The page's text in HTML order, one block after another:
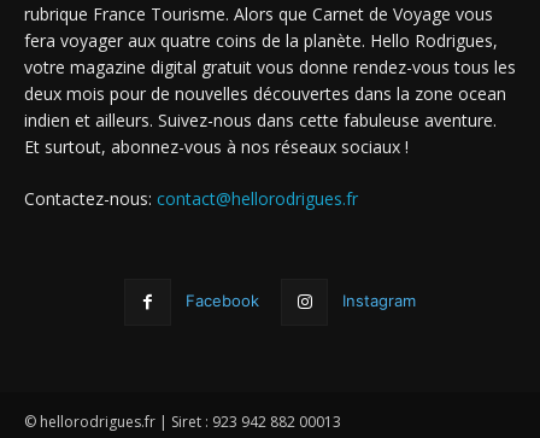
rubrique France Tourisme. Alors que Carnet de Voyage vous
fera voyager aux quatre coins de la planète. Hello Rodrigues,
votre magazine digital gratuit vous donne rendez-vous tous les
deux mois pour de nouvelles découvertes dans la zone ocean
indien et ailleurs. Suivez-nous dans cette fabuleuse aventure.
Et surtout, abonnez-vous à nos réseaux sociaux !
Contactez-nous: contact@hellorodrigues.fr
Facebook Instagram
© hellorodrigues.fr | Siret : 923 942 882 00013